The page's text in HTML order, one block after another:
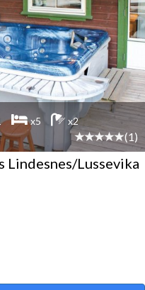
x5 x2
(1)
Lindesnes/Lussevika